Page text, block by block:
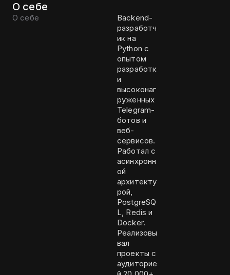
О себе
О себе
Backend-
разработч
ик на
Python с
опытом
разработк
и
высоконаг
руженных
Telegram-
ботов и
веб-
сервисов.
Работал с
асинхронн
ой
архитекту
рой,
PostgreSQ
L, Redis и
Docker.
Реализовы
вал
проекты с
аудиторие